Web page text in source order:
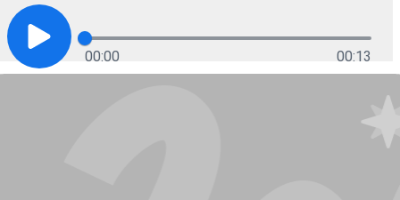
00:00 00:13